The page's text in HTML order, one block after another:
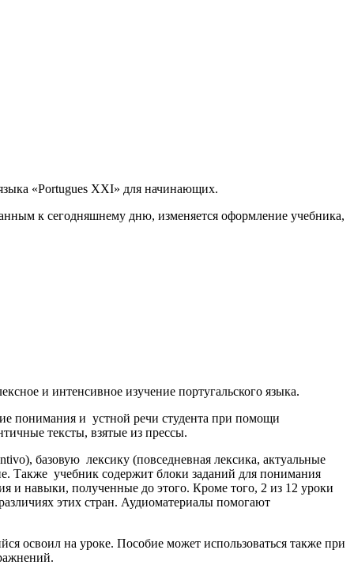
«Portugues XXI» для начинающих.
к сегодняшнему дню, изменяется оформление учебника,
и интенсивное изучение португальского языка.
понимания и устной речи студента при помощи
тексты, взятые из прессы.
базовую лексику (повседневная лексика, актуальные
Также учебник содержит блоки заданий для понимания
и навыки, полученные до этого. Кроме того, 2 из 12 уроки
этих стран. Аудиоматериалы помогают
освоил на уроке. Пособие может использоваться также при